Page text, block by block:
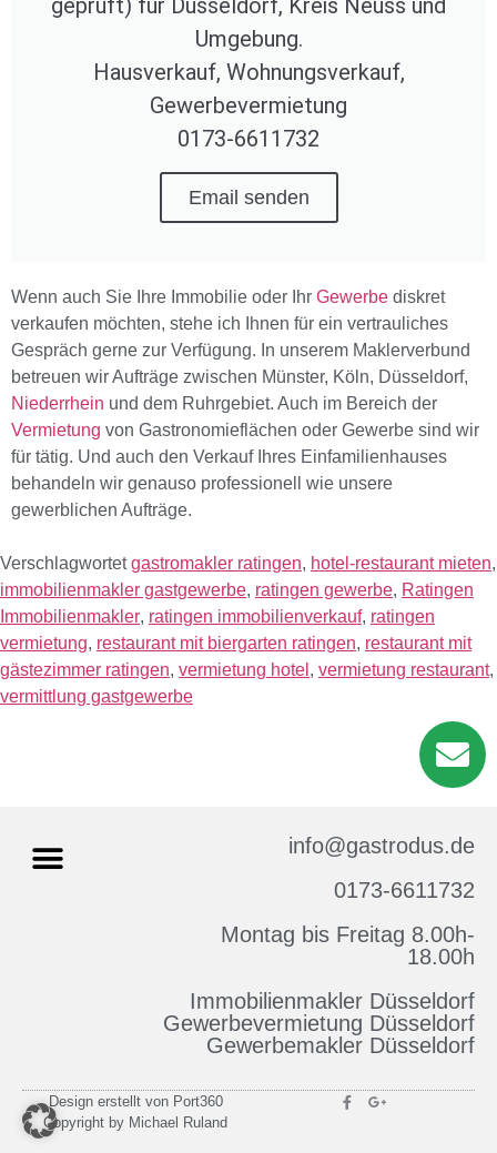
Umgebung.
Hausverkauf, Wohnungsverkauf,
Gewerbevermietung
0173-6611732
Email senden
Wenn auch Sie Ihre Immobilie oder Ihr Gewerbe diskret
verkaufen möchten, stehe ich Ihnen für ein vertrauliches
Gespräch gerne zur Verfügung. In unserem Maklerverbund
betreuen wir Aufträge zwischen Münster, Köln, Düsseldorf,
Niederrhein und dem Ruhrgebiet. Auch im Bereich der
Vermietung von Gastronomieflächen oder Gewerbe sind wir
für tätig. Und auch den Verkauf Ihres Einfamilienhauses
behandeln wir genauso professionell wie unsere
gewerblichen Aufträge.
Verschlagwortetgastromakler ratingen, hotel-restaurant mieten,
immobilienmakler gastgewerbe, ratingen gewerbe, Ratingen
Immobilienmakler, ratingen immobilienverkauf, ratingen
vermietung, restaurant mit biergarten ratingen, restaurant mit
gästezimmer ratingen, vermietung hotel , vermietung restaurant,
vermittlung gastgewerbe
info@gastrodus.de
0173-6611732
Montag bis Freitag 8.00h-
18.00h
Immobilienmakler Düsseldorf
Gewerbevermietung Düsseldorf
Gewerbemakler Düsseldorf
Design erstellt von Port360
Copyright by Michael Ruland